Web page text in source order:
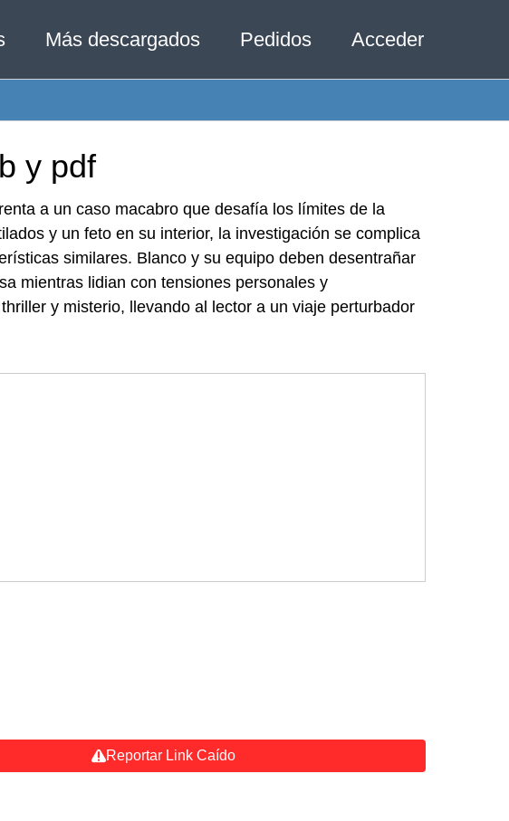
Más descargados Pedidos Acceder
y pdf
a un caso macabro que desafía los límites de la
y un feto en su interior, la investigación se complica
similares. Blanco y su equipo deben desentrañar
mientras lidian con tensiones personales y
y misterio, llevando al lector a un viaje perturbador
Reportar Link Caído